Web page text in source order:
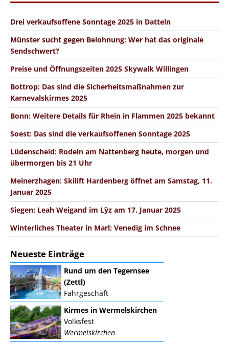
Drei verkaufsoffene Sonntage 2025 in Datteln
Münster sucht gegen Belohnung: Wer hat das originale
Sendschwert?
Preise und Öffnungszeiten 2025 Skywalk Willingen
Bottrop: Das sind die Sicherheitsmaßnahmen zur
Karnevalskirmes 2025
Bonn: Weitere Details für Rhein in Flammen 2025 bekannt
Soest: Das sind die verkaufsoffenen Sonntage 2025
Lüdenscheid: Rodeln am Nattenberg heute, morgen und
übermorgen bis 21 Uhr
Meinerzhagen: Skilift Hardenberg öffnet am Samstag, 11.
Januar 2025
Siegen: Leah Weigand im Lÿz am 17. Januar 2025
Winterliches Theater in Marl: Venedig im Schnee
Neueste Einträge
Rund um den Tegernsee
(Zettl)
Fahrgeschäft
Kirmes in Wermelskirchen
Volksfest
Wermelskirchen